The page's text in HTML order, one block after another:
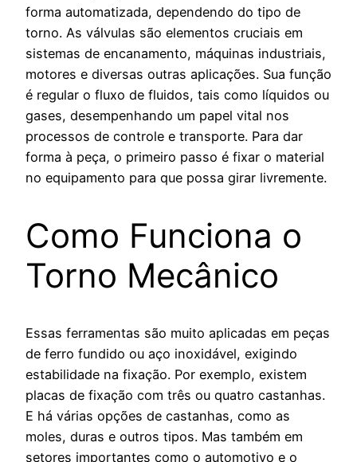
forma automatizada, dependendo do tipo de
torno. As válvulas são elementos cruciais em
sistemas de encanamento, máquinas industriais,
motores e diversas outras aplicações. Sua função
é regular o fluxo de fluidos, tais como líquidos ou
gases, desempenhando um papel vital nos
processos de controle e transporte. Para dar
forma à peça, o primeiro passo é fixar o material
no equipamento para que possa girar livremente.
Como Funciona o
Torno Mecânico
Essas ferramentas são muito aplicadas em peças
de ferro fundido ou aço inoxidável, exigindo
estabilidade na fixação. Por exemplo, existem
placas de fixação com três ou quatro castanhas.
E há várias opções de castanhas, como as
moles, duras e outros tipos. Mas também em
setores importantes como o automotivo e o